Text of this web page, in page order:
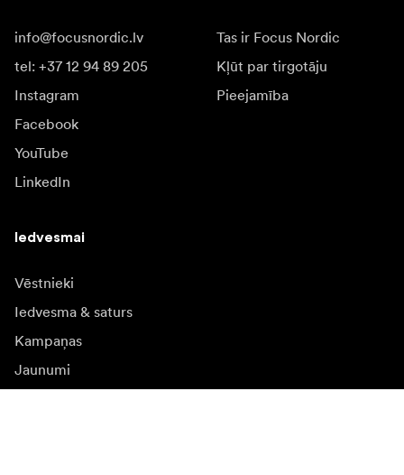
info@focusnordic.lv
tel: +37 12 94 89 205
Instagram
Facebook
YouTube
LinkedIn
Tas ir Focus Nordic
Kļūt par tirgotāju
Pieejamība
Iedvesmai
Vēstnieki
Iedvesma & saturs
Kampaņas
Jaunumi